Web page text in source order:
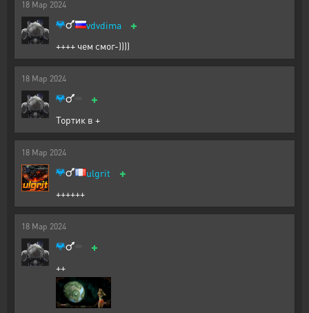
18 Мар 2024
vdvdima +
++++ чем смог-))))
18 Мар 2024
+
Тортик в +
18 Мар 2024
ulgrit +
++++++
18 Мар 2024
+
++